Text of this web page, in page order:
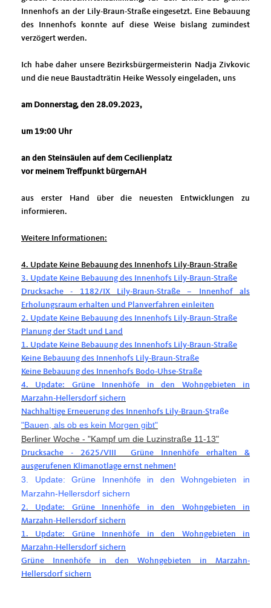
Innenhofs an der Lily-Braun-Straße eingesetzt. Eine Bebauung
des Innenhofs konnte auf diese Weise bislang zumindest
verzögert werden.
Ich habe daher unsere Bezirksbürgermeisterin Nadja Zivkovic
und die neue Baustadträtin Heike Wessoly eingeladen, uns
am Donnerstag, den 28.09.2023,
um 19:00 Uhr
an den Steinsäulen auf dem Cecilienplatz
vor meinem Treffpunkt bürgernAH
aus erster Hand über die neuesten Entwicklungen zu
informieren.
Weitere Informationen:
4. Update Keine Bebauung des Innenhofs Lily-Braun-Straße
3. Update Keine Bebauung des Innenhofs Lily-Braun-Straße
Drucksache - 1182/IX Lily-Braun-Straße – Innenhof als
Erholungsraum erhalten und Planverfahren einleiten
2. Update Keine Bebauung des Innenhofs Lily-Braun-Straße
Planung der Stadt und Land
1. Update Keine Bebauung des Innenhofs Lily-Braun-Straße
Keine Bebauung des Innenhofs Lily-Braun-Straße
Keine Bebauung des Innenhofs Bodo-Uhse-Straße
4. Update: Grüne Innenhöfe in den Wohngebieten in
Marzahn-Hellersdorf sichern
Nachhaltige Erneuerung des Innenhofs Lily-Braun-Straße
"Bauen, als ob es kein Morgen gibt"
Berliner Woche - "Kampf um die Luzinstraße 11-13"
Drucksache - 2625/VIII Grüne Innenhöfe erhalten &
ausgerufenen Klimanotlage ernst nehmen!
3. Update: Grüne Innenhöfe in den Wohngebieten in
Marzahn-Hellersdorf sichern
2. Update: Grüne Innenhöfe in den Wohngebieten in
Marzahn-Hellersdorf sichern
1. Update: Grüne Innenhöfe in den Wohngebieten in
Marzahn-Hellersdorf sichern
Grüne Innenhöfe in den Wohngebieten in Marzahn-
Hellersdorf sichern